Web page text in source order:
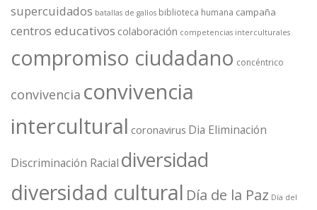
supercuidados batallas de gallos biblioteca humana campaña
centros educativos colaboración competencias interculturales
compromiso ciudadano concéntrico
convivencia convivencia
intercultural coronavirus Dia Eliminación
Discriminación Racial diversidad
diversidad cultural Día de la Paz Día del